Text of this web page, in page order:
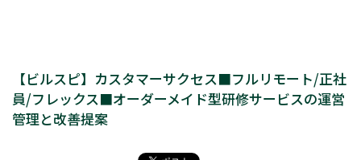
【ビルスピ】カスタマーサクセス■フルリモート/正社
員/フレックス■オーダーメイド型研修サービスの運営
管理と改善提案